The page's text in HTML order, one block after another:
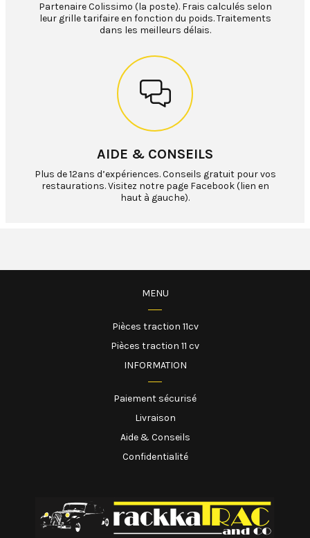
Partenaire Colissimo (la poste). Frais calculés selon
leur grille tarifaire en fonction du poids. Traitements
dans les meilleurs délais.
AIDE & CONSEILS
Plus de 12ans d’expériences. Conseils gratuit pour vos
restaurations. Visitez notre page Facebook (lien en
haut à gauche).
MENU
Pièces traction 11cv
Pièces traction 11 cv
INFORMATION
Paiement sécurisé
Livraison
Aide & Conseils
Confidentialité